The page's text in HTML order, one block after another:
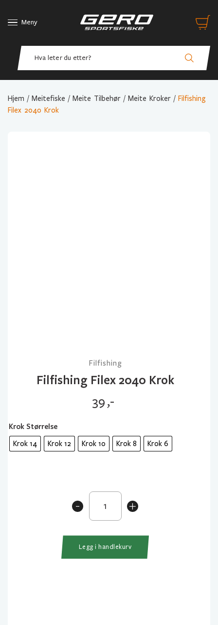
Meny
Hjem / Meitefiske / Meite Tilbehør / Meite Kroker / Filfishing
Filex 2040 Krok
Filfishing
Filfishing Filex 2040 Krok
39,-
Krok Størrelse
Krok 14 Krok 12 Krok 10 Krok 8 Krok 6
+
Filfishing
Filex
2040
antall
-
Legg i handlekurv